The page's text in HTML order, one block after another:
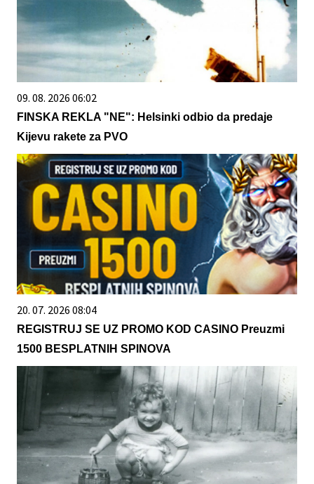
09. 08. 2026 06:02
FINSKA REKLA "NE": Helsinki odbio da predaje
Kijevu rakete za PVO
20. 07. 2026 08:04
REGISTRUJ SE UZ PROMO KOD CASINO Preuzmi
1500 BESPLATNIH SPINOVA